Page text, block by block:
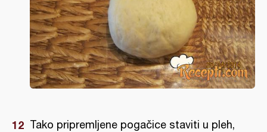
Tako pripremljene pogačice staviti u pleh,